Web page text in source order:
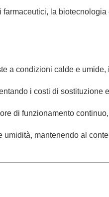
la
a condizioni calde e
i costi di sostituzione
di funzionamento
mantenendo al